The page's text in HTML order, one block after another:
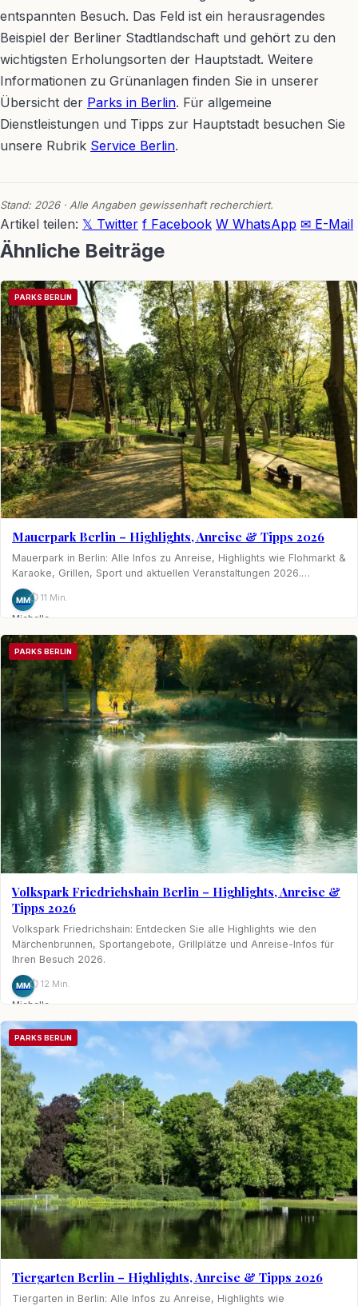
entspannten Besuch. Das Feld ist ein herausragendes
Beispiel der Berliner Stadtlandschaft und gehört zu den
wichtigsten Erholungsorten der Hauptstadt. Weitere
Informationen zu Grünanlagen finden Sie in unserer
Übersicht der Parks in Berlin. Für allgemeine
Dienstleistungen und Tipps zur Hauptstadt besuchen Sie
unsere Rubrik Service Berlin.
Stand: 2026 · Alle Angaben gewissenhaft recherchiert.
Artikel teilen: 𝕏 Twitter f Facebook W WhatsApp ✉ E-Mail
Ähnliche Beiträge
PARKS BERLIN
Mauerpark Berlin – Highlights, Anreise & Tipps 2026
Mauerpark in Berlin: Alle Infos zu Anreise, Highlights wie Flohmarkt &
Karaoke, Grillen, Sport und aktuellen Veranstaltungen 2026.…
MM
Michelle
Möhring
⏱ 11 Min.
PARKS BERLIN
Volkspark Friedrichshain Berlin – Highlights, Anreise &
Tipps 2026
Volkspark Friedrichshain: Entdecken Sie alle Highlights wie den
Märchenbrunnen, Sportangebote, Grillplätze und Anreise-Infos für
Ihren Besuch 2026.
MM
Michelle
⏱ 12 Min.
PARKS BERLIN
Tiergarten Berlin – Highlights, Anreise & Tipps 2026
Tiergarten in Berlin: Alle Infos zu Anreise, Highlights wie